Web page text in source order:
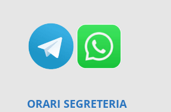
ORARI SEGRETERIA